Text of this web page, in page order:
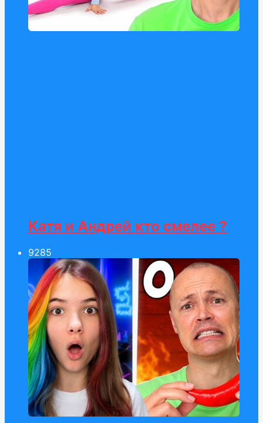
Катя и Андрей кто смелее ?
9285